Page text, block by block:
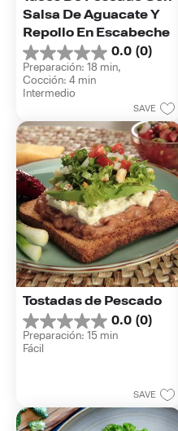
Salsa De Aguacate Y
Repollo En Escabeche
0.0 (0)
0.0
de
5
estrellas.
Preparación: 18 min,
Cocción: 4 min
Intermedio
SAVE
Tostadas de Pescado
0.0 (0)
0.0
de
5
Preparación: 15 min
Fácil
SAVE